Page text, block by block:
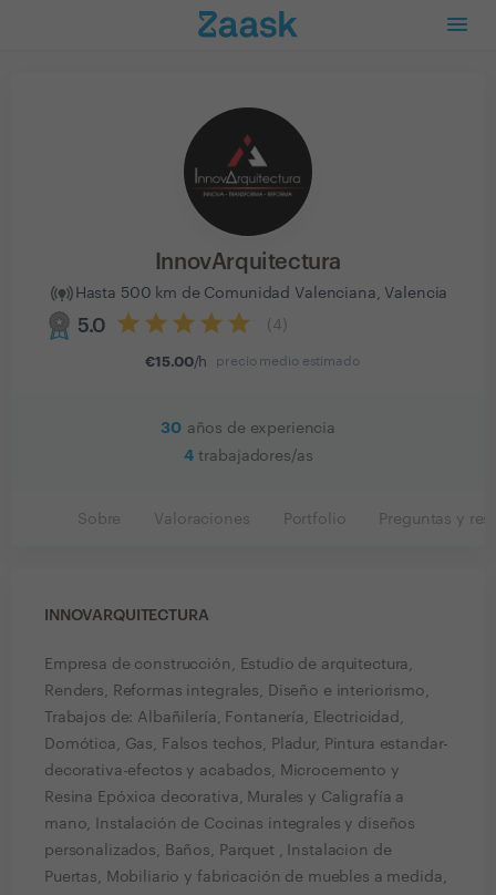
InnovArquitectura
Hasta 500 km de Comunidad Valenciana, Valencia
5.0 4
€15.00/h precio medio estimado
30 años de experiencia
4 trabajadores/as
Sobre Valoraciones Portfolio Preguntas y
INNOVARQUITECTURA
Empresa de construcción, Estudio de arquitectura,
Renders, Reformas integrales, Diseño e interiorismo,
Trabajos de: Albañilería, Fontanería, Electricidad,
Domótica, Gas, Falsos techos, Pladur, Pintura estandar-
decorativa-efectos y acabados, Microcemento y
Resina Epóxica decorativa, Murales y Caligrafía a
mano, Instalación de Cocinas integrales y diseños
personalizados, Baños, Parquet , Instalacion de
Puertas, Mobiliario y fabricación de muebles a medida,